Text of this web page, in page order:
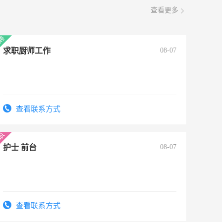
查看更多
求职厨师工作 08-07
查看联系方式
护士 前台 08-07
查看联系方式